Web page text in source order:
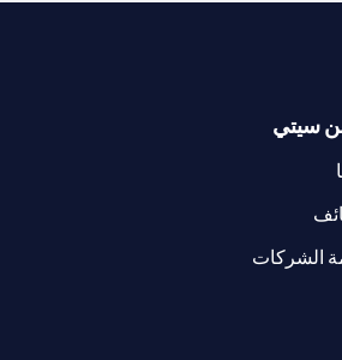
سيتي
(opens in a new tab)
(opens in a new tab)
الشركات
(opens in a new tab)